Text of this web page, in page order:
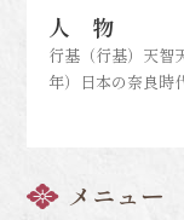
人 物
行基（行基）天智
年）日本の奈良時
る。僧侶を国家
じた時代に、禁
た、道場や...
メニュー